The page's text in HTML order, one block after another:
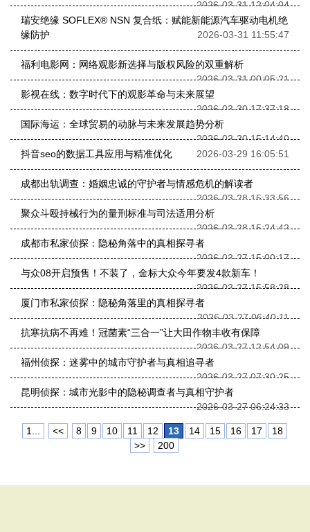
2026-03-31 12:04:04
瑞安绝缘 SOFLEX® NSN 复合纸：赋能新能源汽车驱动电机绝
缘防护
2026-03-31 11:55:47
福利电影网：网络观影新选择与版权风险的双重解析
2026-03-31 00:05:21
影视在线：数字时代下的观影革命与未来展望
2026-03-30 17:37:18
国际海运：全球贸易的动脉与未来发展趋势分析
2026-03-30 15:14:40
抖音seo的数据工具应用与精准优化
2026-03-29 16:05:51
成都出轨调查：婚姻忠诚的守护者与情感危机的解读者
2026-03-28 15:33:56
聚众斗殴持械行为的量刑标准与司法适用分析
2026-03-28 15:24:42
成都市私家侦探：隐秘角落中的真相探寻者
2026-03-27 15:00:17
与众08开启预售！不装了，金标大众今年要发4款新车！
2026-03-27 15:58:28
厦门市私家侦探：隐秘角落里的真相探寻者
2026-03-27 06:40:11
抗寒抗病不再难！冠菌素“三合一”让大田作物丰收有保障
2026-03-27 12:54:09
福州侦探：迷雾中的城市守护者与真相追寻者
2026-03-27 07:30:25
昆明侦探：城市光影中的隐秘调查者与真相守护者
2026-03-27 06:24:33
1... << 8 9 10 11 12 13 14 15 16 17
18
>>
200